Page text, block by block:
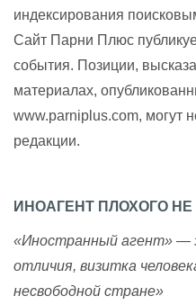
индексирования
Сайт Парни Плюс
события. Позиции,
материалах,
www.parniplus.com, могут
редакции.
ИНОАГЕНТ ПЛОХОГО
«Иностранный агент» —
отличия, визитка
несвободной стране»